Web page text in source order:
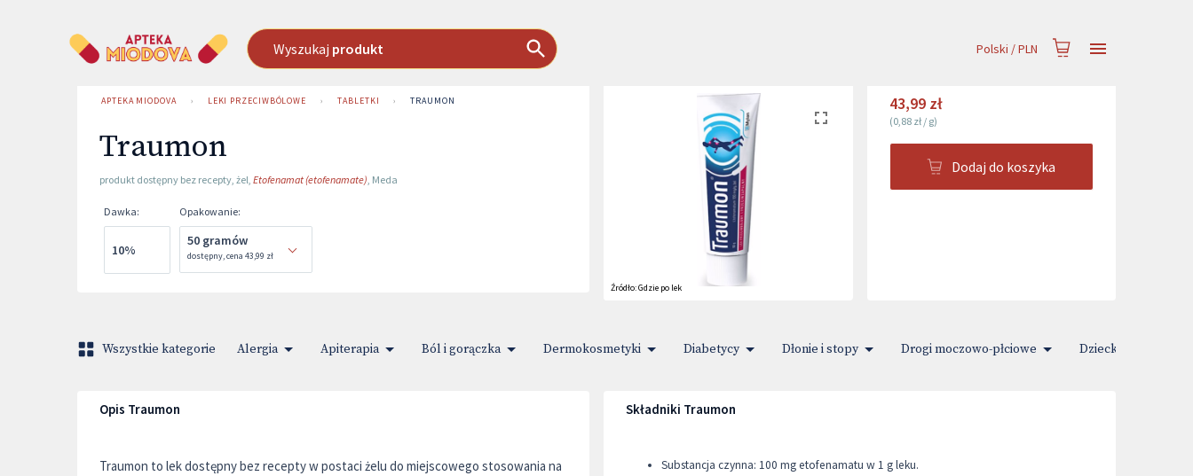
Wyszukaj produkt Polski /PLN
APTEKA MIODOVA › LEKI PRZECIWBÓLOWE › TABLETKI › TRAUMON
Traumon
produkt dostępny bez recepty, żel, Etofenamat (etofenamate), Meda
Dawka:
10%
Opakowanie:
50 gramów
dostępny,cena 43,99 zł
Źródło:Gdzie po lek
43,99 zł
(0,88 zł/ g)
Dodaj do koszyka
Wszystkie kategorie Alergia Apiterapia Ból i gorączka Dermokosmetyki Diabetycy Dłonie i stopy Drogi moczowo-płciowe Dziecko i Mama
Opis Traumon
Traumon to lek dostępny bez recepty w postaci żelu do miejscowego stosowania na
Składniki Traumon
Substancja czynna: 100 mg etofenamatu w 1 g leku.